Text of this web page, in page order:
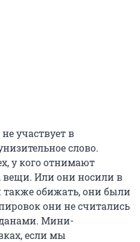
участвует в
слово.
у кого отнимают
вещи. Или они носили в
также обижать, они были
они не считались
Мини-
если мы